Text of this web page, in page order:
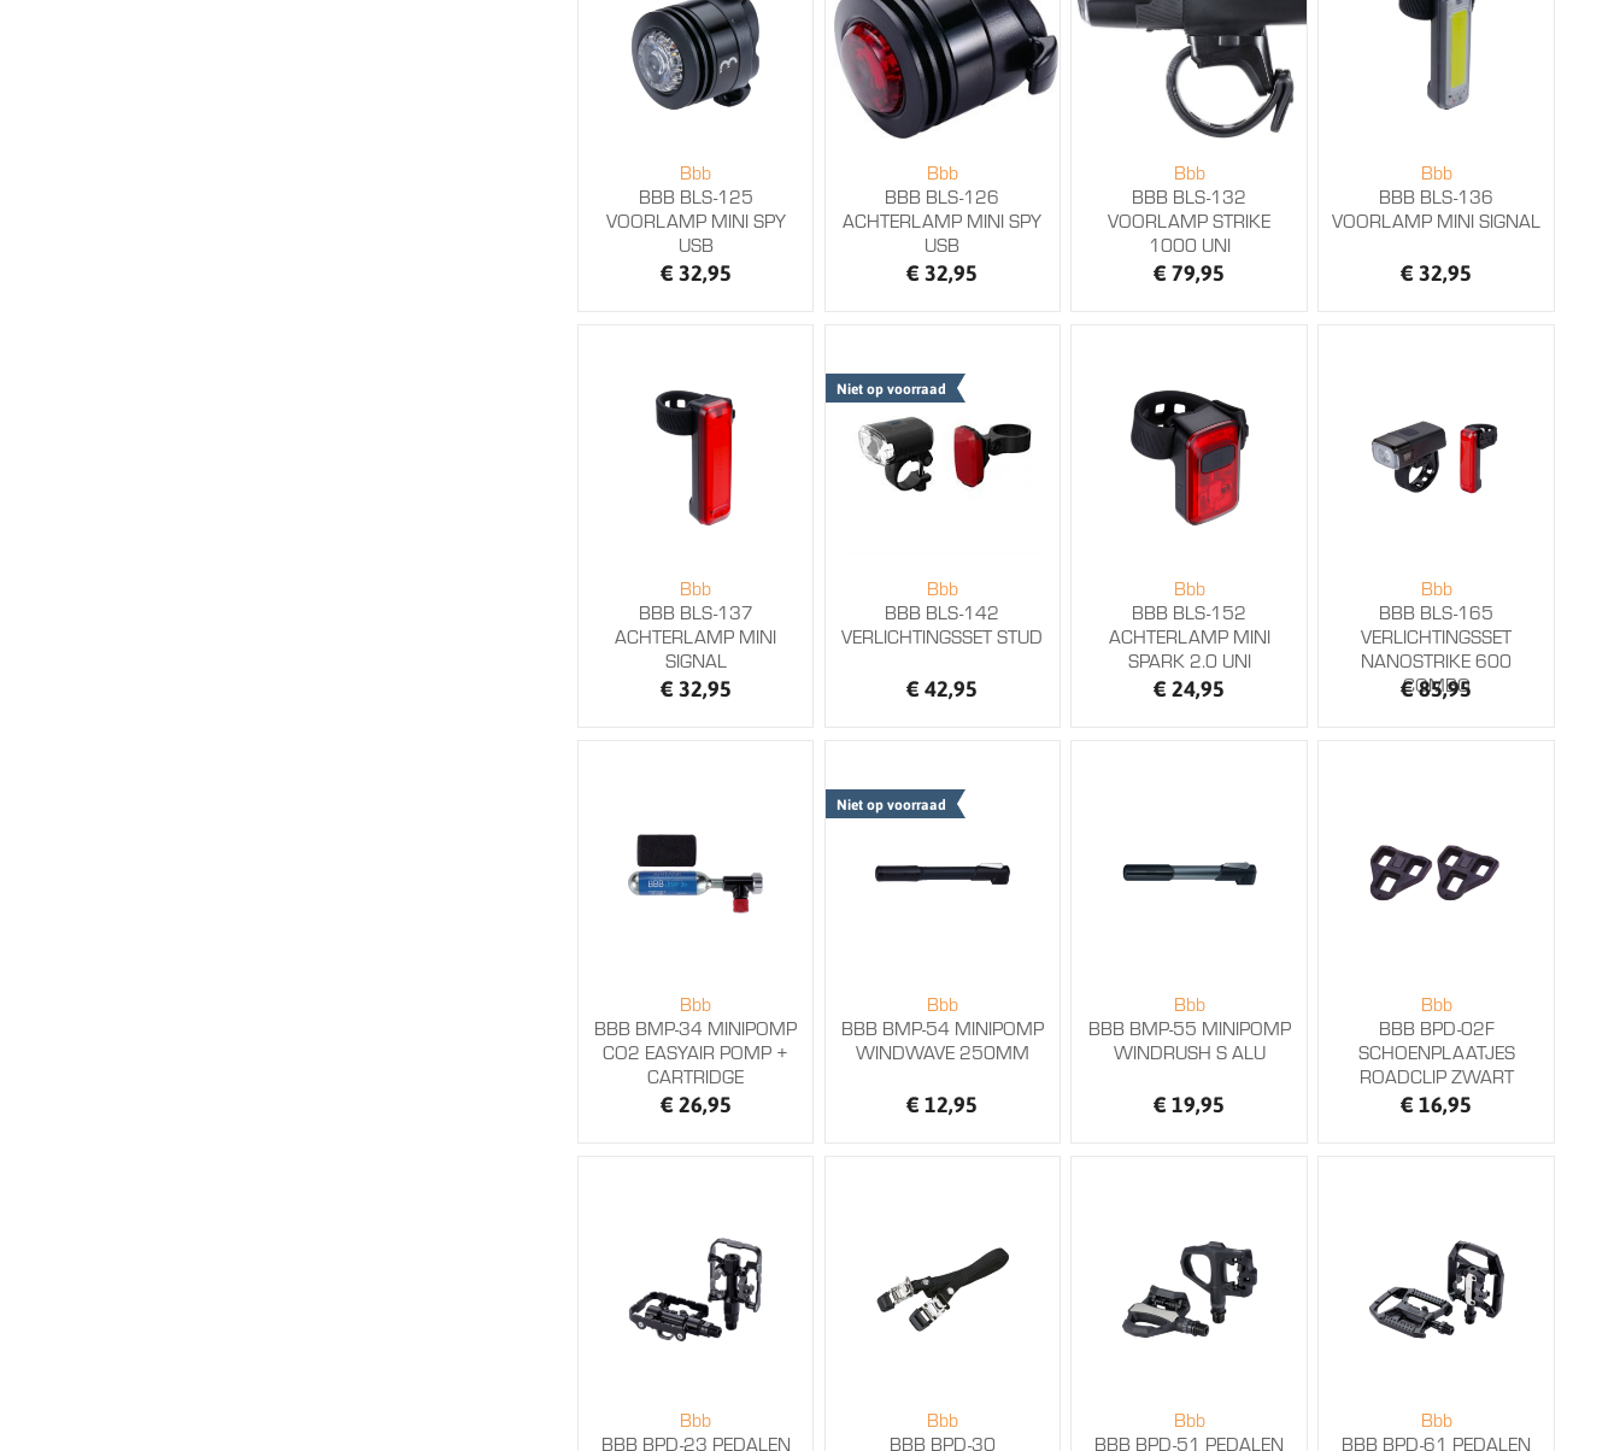
Bbb
BBB BLS-125
VOORLAMP MINI SPY
USB
€ 32,95
Bbb
BBB BLS-126
ACHTERLAMP MINI SPY
USB
€ 32,95
Bbb
BBB BLS-132
VOORLAMP STRIKE
1000 UNI
€ 79,95
Bbb
BBB BLS-136
VOORLAMP MINI SIGNAL
€ 32,95
Bbb
BBB BLS-137
ACHTERLAMP MINI
SIGNAL
€ 32,95
Bbb
BBB BLS-142
VERLICHTINGSSET STUD
€ 42,95
Niet op voorraad
Bbb
BBB BLS-152
ACHTERLAMP MINI
SPARK 2.0 UNI
€ 24,95
Bbb
BBB BLS-165
VERLICHTINGSSET
NANOSTRIKE 600
COMBO
€ 85,95
Bbb
BBB BMP-34 MINIPOMP
CO2 EASYAIR POMP +
CARTRIDGE
€ 26,95
Bbb
BBB BMP-54 MINIPOMP
WINDWAVE 250MM
€ 12,95
Niet op voorraad
Bbb
BBB BMP-55 MINIPOMP
WINDRUSH S ALU
€ 19,95
Bbb
BBB BPD-02F
SCHOENPLAATJES
ROADCLIP ZWART
€ 16,95
Bbb
BBB BPD-23 PEDALEN
Bbb
BBB BPD-30
Bbb
BBB BPD-51 PEDALEN
Bbb
BBB BPD-61 PEDALEN